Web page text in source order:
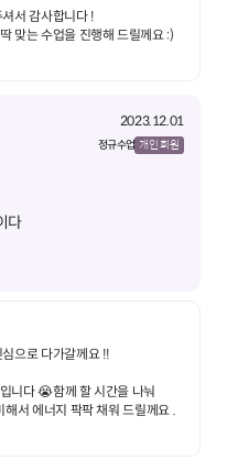
서 감사합니다 !
맞는 수업을 진행해 드릴께요 :)
2023.12.01
정규 수업 개인 회원
지쳐있던 몸과마음을 채워주는 수업이다
으로 다가갈께요 !!
니다 😭함께 할 시간을 나눠
서 에너지 팍팍 채워 드릴께요 .